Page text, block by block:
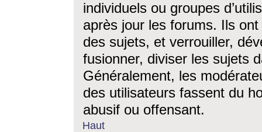
individuels ou groupes
après jour les forums. Ils ont
des sujets, et verrouiller,
fusionner, diviser les sujets
Généralement, les
des utilisateurs fassent du
abusif ou offensant.
Haut